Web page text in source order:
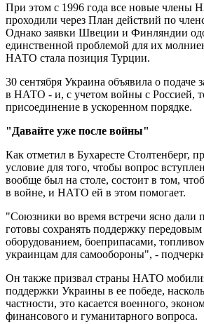
При этом с 1996 года все новые члены
проходили через План действий по
Однако заявки Швеции и Финляндии
единственной проблемой для их
НАТО стала позиция Турции.
30 сентября Украина объявила о подаче
в НАТО - и, с учетом войны с Россией,
присоединение в ускоренном порядке.
"Давайте уже после войны"
Как отметил в Бухаресте Столтенберг,
условие для того, чтобы вопрос
вообще был на столе, состоит в том,
в войне, и НАТО ей в этом помогает.
"Союзники во время встречи ясно дали
готовы сохранять поддержку
оборудованием, боеприпасами,
украинцам для самообороны", -
Он также призвал страны НАТО
поддержки Украины в ее победе,
частности, это касается военного,
финансового и гуманитарного вопроса.